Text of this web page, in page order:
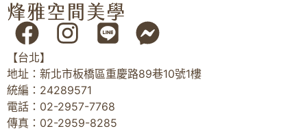
【台北】
地址：新北市板橋區重慶路89巷10號1樓
統編：24289571
電話：02-2957-7768
傳真：02-2959-8285